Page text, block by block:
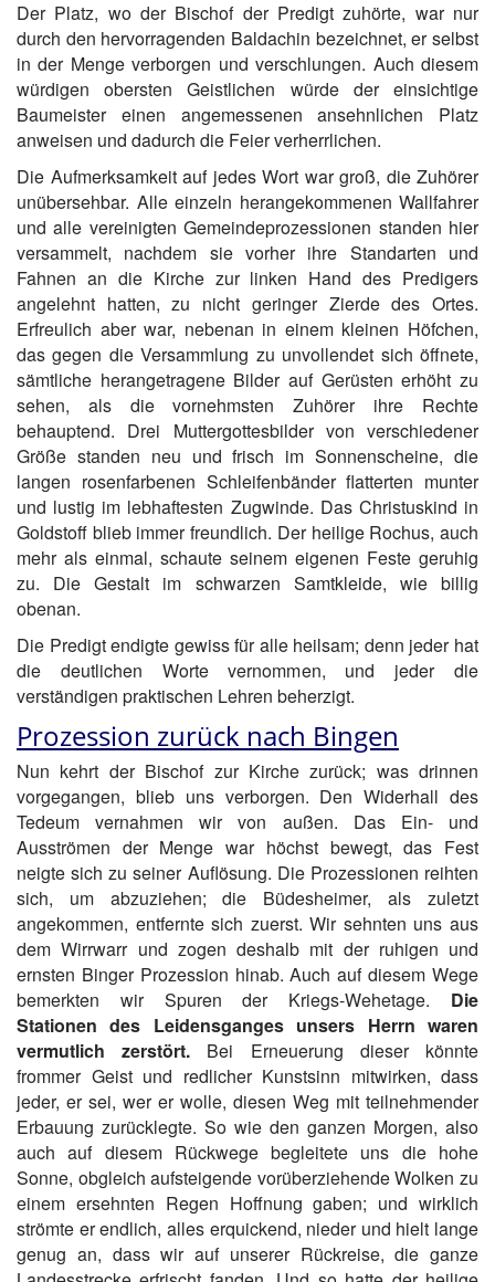
Der Platz, wo der Bischof der Predigt zuhörte, war nur
durch den hervorragenden Baldachin bezeichnet, er selbst
in der Menge verborgen und verschlungen. Auch diesem
würdigen obersten Geistlichen würde der einsichtige
Baumeister einen angemessenen ansehnlichen Platz
anweisen und dadurch die Feier verherrlichen.
Die Aufmerksamkeit auf jedes Wort war groß, die Zuhörer
unübersehbar. Alle einzeln herangekommenen Wallfahrer
und alle vereinigten Gemeindeprozessionen standen hier
versammelt, nachdem sie vorher ihre Standarten und
Fahnen an die Kirche zur linken Hand des Predigers
angelehnt hatten, zu nicht geringer Zierde des Ortes.
Erfreulich aber war, nebenan in einem kleinen Höfchen,
das gegen die Versammlung zu unvollendet sich öffnete,
sämtliche herangetragene Bilder auf Gerüsten erhöht zu
sehen, als die vornehmsten Zuhörer ihre Rechte
behauptend. Drei Muttergottesbilder von verschiedener
Größe standen neu und frisch im Sonnenscheine, die
langen rosenfarbenen Schleifenbänder flatterten munter
und lustig im lebhaftesten Zugwinde. Das Christuskind in
Goldstoff blieb immer freundlich. Der heilige Rochus, auch
mehr als einmal, schaute seinem eigenen Feste geruhig
zu. Die Gestalt im schwarzen Samtkleide, wie billig
obenan.
Die Predigt endigte gewiss für alle heilsam; denn jeder hat
die deutlichen Worte vernommen, und jeder die
verständigen praktischen Lehren beherzigt.
Prozession zurück nach Bingen
Nun kehrt der Bischof zur Kirche zurück; was drinnen
vorgegangen, blieb uns verborgen. Den Widerhall des
Tedeum vernahmen wir von außen. Das Ein- und
Ausströmen der Menge war höchst bewegt, das Fest
neigte sich zu seiner Auflösung. Die Prozessionen reihten
sich, um abzuziehen; die Büdesheimer, als zuletzt
angekommen, entfernte sich zuerst. Wir sehnten uns aus
dem Wirrwarr und zogen deshalb mit der ruhigen und
ernsten Binger Prozession hinab. Auch auf diesem Wege
bemerkten wir Spuren der Kriegs-Wehetage. Die
Stationen des Leidensganges unsers Herrn waren
vermutlich zerstört. Bei Erneuerung dieser könnte
frommer Geist und redlicher Kunstsinn mitwirken, dass
jeder, er sei, wer er wolle, diesen Weg mit teilnehmender
Erbauung zurücklegte. So wie den ganzen Morgen, also
auch auf diesem Rückwege begleitete uns die hohe
Sonne, obgleich aufsteigende vorüberziehende Wolken zu
einem ersehnten Regen Hoffnung gaben; und wirklich
strömte er endlich, alles erquickend, nieder und hielt lange
genug an, dass wir auf unserer Rückreise, die ganze